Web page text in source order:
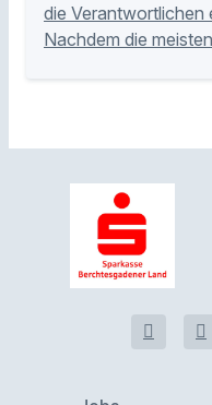
die Verantwortlichen
Nachdem die